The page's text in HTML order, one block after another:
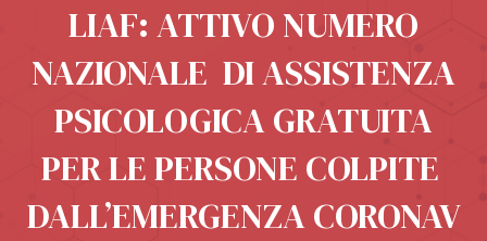
LIAF: ATTIVO NUMERO
NAZIONALE DI ASSISTENZA
PSICOLOGICA GRATUITA
PER LE PERSONE COLPITE
DALL’EMERGENZA CORONAV